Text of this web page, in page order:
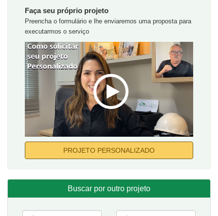
Faça seu próprio projeto
Preencha o formulário e lhe enviaremos uma proposta para
executarmos o serviço
PROJETO PERSONALIZADO
Buscar por outro projeto